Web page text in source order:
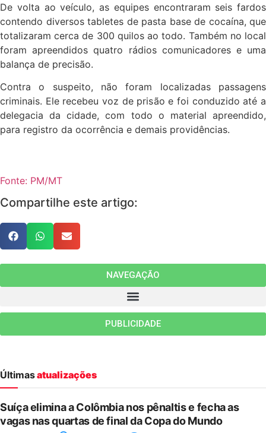
De volta ao veículo, as equipes encontraram seis fardos
contendo diversos tabletes de pasta base de cocaína, que
totalizaram cerca de 300 quilos ao todo. Também no local
foram apreendidos quatro rádios comunicadores e uma
balança de precisão.
Contra o suspeito, não foram localizadas passagens
criminais. Ele recebeu voz de prisão e foi conduzido até a
delegacia da cidade, com todo o material apreendido,
para registro da ocorrência e demais providências.
Fonte: PM/MT
Compartilhe este artigo:
NAVEGAÇÃO
PUBLICIDADE
Últimasatualizações
Suíça elimina a Colômbia nos pênaltis e fecha as
vagas nas quartas de final da Copa do Mundo